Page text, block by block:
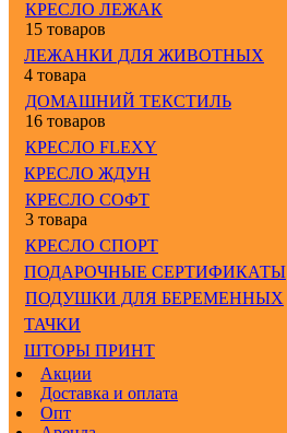
КРЕСЛО ЛЕЖАК
15 товаров
ЛЕЖАНКИ ДЛЯ ЖИВОТНЫХ
4 товара
ДОМАШНИЙ ТЕКСТИЛЬ
16 товаров
КРЕСЛО FLEXY
КРЕСЛО ЖДУН
КРЕСЛО СОФТ
3 товара
КРЕСЛО СПОРТ
ПОДАРОЧНЫЕ СЕРТИФИКАТЫ
ПОДУШКИ ДЛЯ БЕРЕМЕННЫХ
ТАЧКИ
ШТОРЫ ПРИНТ
Акции
Доставка и оплата
Опт